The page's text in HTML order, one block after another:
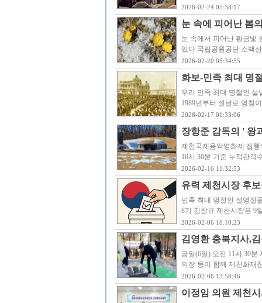
2026-02-24 05:58:17
눈 속에 피어난 봄
눈 속에서 피어난 황금빛
있다.국립공원공단 소백
2026-02-20 05:34:55
화보-민족 최대 명
우리 민족 최대 명절인 설
1989년부터 설날로 명칭
2026-02-17 01:33:06
장항준 감독의 ' 왕
제천국제음악영화제 집
10시 30분 기준 누적관객
2026-02-16 11:32:53
유력 제천시장 후
민족 최대 명절인 설명절
8기 김창규 제천시장은 9
2026-02-06 18:10:23
김영환 충북지사,
금일(6일) 오전 11시 30
의장 등이 함께 제천화재
2026-02-06 13:58:46
이정임 의원 제천